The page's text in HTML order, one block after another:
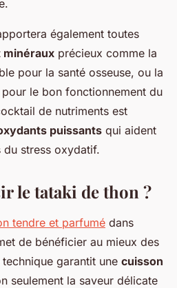
également toutes
minéraux précieux comme la
pour la santé osseuse, ou la
le bon fonctionnement du
de nutriments est
puissants qui aident
stress oxydatif.
le tataki de thon ?
tendre et parfumé dans
de bénéficier au mieux des
garantit une cuisson
seulement la saveur délicate